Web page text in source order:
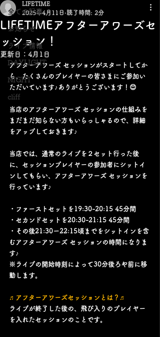
全ての記事
お知らせ
ライブ情報
DAYLIGHT
NIGHT
cliff
LIFETIMEアフターアワーズセ
ッション！
LIFETIME
2025年4月11日 読了時間: 2分
更新日： 4月1日
アフターアワーズ セッションがスタートしてか
ら、たくさんのプレイヤーの皆さまにご参加い
ただいています♪ありがとうございます！😊
当店のアフターアワーズ セッションの仕組みを
まだまだ知らない方もいらっしゃるので、詳細
をアップしておきます♪
当店では、通常のライブを２セット行った後
に、セッションプレイヤーの参加者にシットイ
ンしてもらい、アフターアワーズ セッションを
行っています♪
・ファーストセットを19:30-20:15 45分間
・セカンドセットを20:30-21:15 45分間
・その後21:30ー22:15頃までをシットインを含
むアフターアワーズ セッションの時間になりま
す♪
※ライブの開始時刻によって30分後ろや前に移
動します。
♬アフターアワーズセッションとは？♬
ライブが終了した後の、飛び入りのプレイヤー
を入れたセッションのことです。